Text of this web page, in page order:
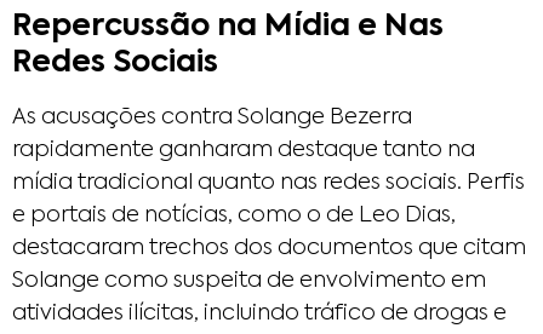
Repercussão na Mídia e Nas
Redes Sociais
As acusações contra Solange Bezerra
rapidamente ganharam destaque tanto na
mídia tradicional quanto nas redes sociais. Perfis
e portais de notícias, como o de Leo Dias,
destacaram trechos dos documentos que citam
Solange como suspeita de envolvimento em
atividades ilícitas, incluindo tráfico de drogas e